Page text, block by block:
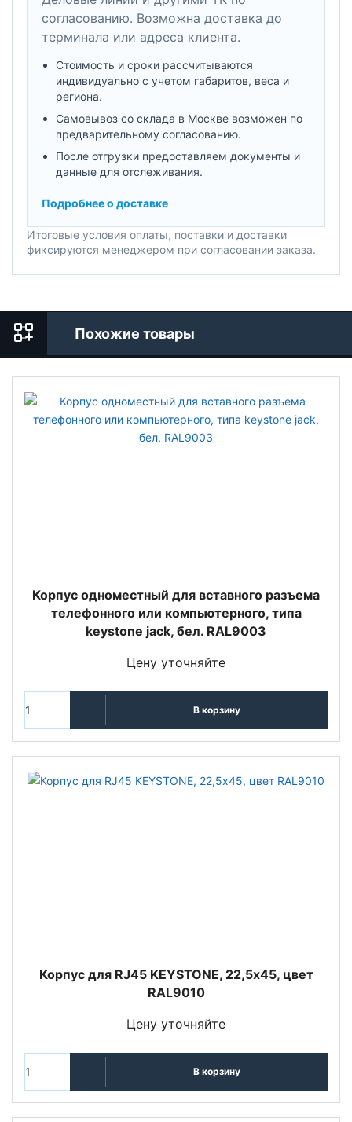
согласованию. Возможна доставка до
терминала или адреса клиента.
Стоимость и сроки рассчитываются
индивидуально с учетом габаритов, веса и
региона.
Самовывоз со склада в Москве возможен по
предварительному согласованию.
После отгрузки предоставляем документы и
данные для отслеживания.
Подробнее о доставке
Итоговые условия оплаты, поставки и доставки
фиксируются менеджером при согласовании заказа.
Похожие товары
Корпус одноместный для вставного разъема
телефонного или компьютерного, типа
keystone jack, бел. RAL9003
Цену уточняйте
В корзину
Корпус для RJ45 KEYSTONE, 22,5х45, цвет
RAL9010
Цену уточняйте
В корзину